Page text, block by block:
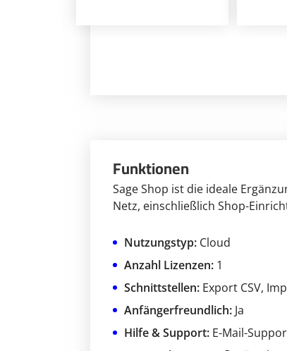
Funktionen
Sage Shop ist die ideale
Netz, einschließlich Shop-
Nutzungstyp: Cloud
Anzahl Lizenzen: 1
Schnittstellen: Export CSV,
Anfängerfreundlich: Ja
Hilfe & Support: E-Mail-